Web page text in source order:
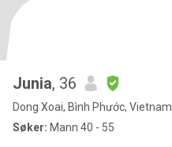
Junia, 36
Dong Xoai, Bình Phước, Vietnam
Søker: Mann 40 - 55